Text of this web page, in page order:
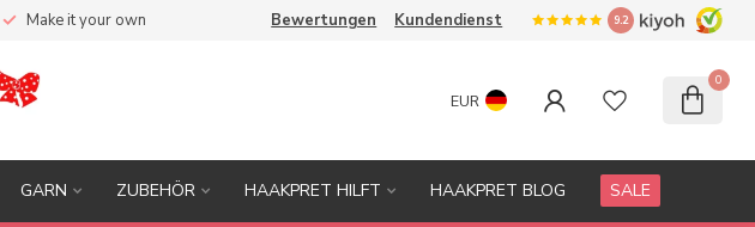
Make it your own Bewertungen Kundendienst 9.2
EUR
0
GARN ZUBEHÖR HAAKPRET HILFT HAAKPRET BLOG SALE